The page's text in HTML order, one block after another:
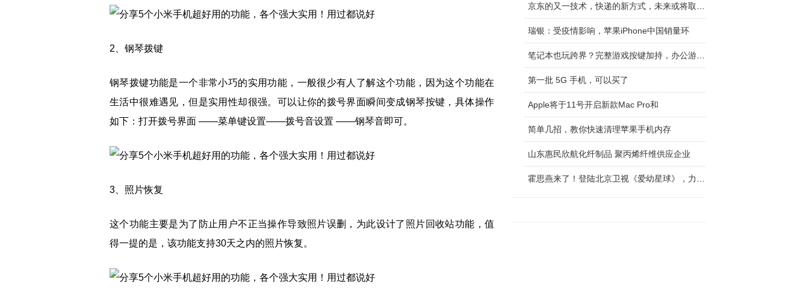
2、钢琴拨键
钢琴拨键功能是一个非常小巧的实用功能，一般很少有人了解这个功能，因为这个功能在
生活中很难遇见，但是实用性却很强。可以让你的拨号界面瞬间变成钢琴按键，具体操作
如下：打开拨号界面 ——菜单键设置——拨号音设置 ——钢琴音即可。
3、照片恢复
这个功能主要是为了防止用户不正当操作导致照片误删，为此设计了照片回收站功能，值
得一提的是，该功能支持30天之内的照片恢复。
瑞银：受疫情影响，苹果iPhone中国销量环
第一批 5G 手机，可以买了
Apple将于11号开启新款Mac Pro和
简单几招，教你快速清理苹果手机内存
山东惠民欣航化纤制品 聚丙烯纤维供应企业